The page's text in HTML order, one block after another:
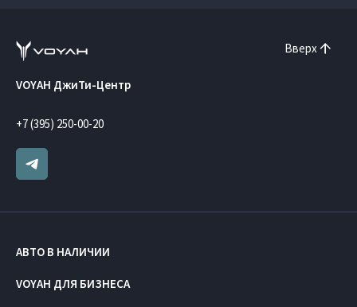
Вверх
VOYAH ДжиТи-Центр
+7 (395) 250-00-20
АВТО В НАЛИЧИИ
VOYAH ДЛЯ БИЗНЕСА